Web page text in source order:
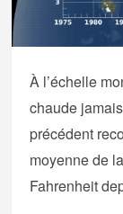
À l’échelle
chaude
précédent
moyenne de
Fahrenheit